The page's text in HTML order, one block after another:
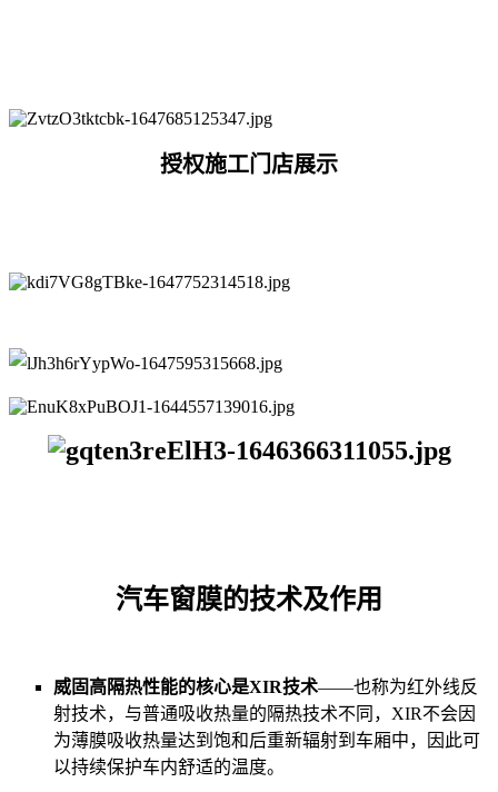
授权施工门店展示
汽车窗膜的技术及作用
威固高隔热性能的核心是XIR技术——也称为红外线反
射技术，与普通吸收热量的隔热技术不同，XIR不会因
为薄膜吸收热量达到饱和后重新辐射到车厢中，因此可
以持续保护车内舒适的温度。